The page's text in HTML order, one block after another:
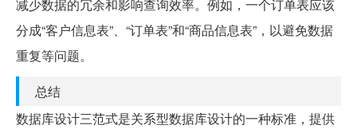
减少数据的冗余和影响查询效率。例如，一个订单表应该
分成“客户信息表”、“订单表”和“商品信息表”，以避免数据
重复等问题。
总结
数据库设计三范式是关系型数据库设计的一种标准，提供